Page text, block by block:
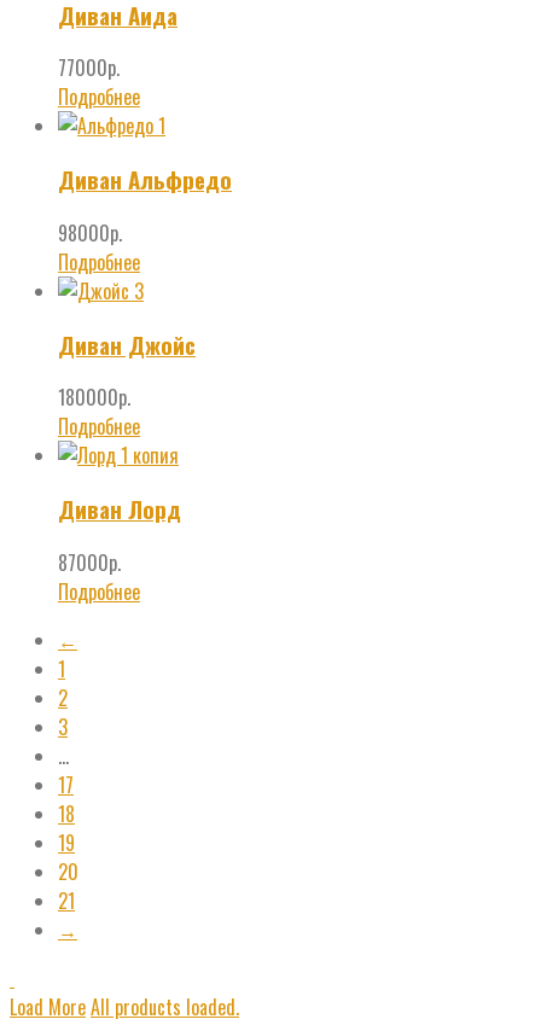
Диван Аида
77000р.
Подробнее
Диван Альфредо
98000р.
Подробнее
Диван Джойс
180000р.
Подробнее
Диван Лорд
87000р.
Подробнее
←
1
2
3
…
17
18
19
20
21
→
Load MoreAll products loaded.